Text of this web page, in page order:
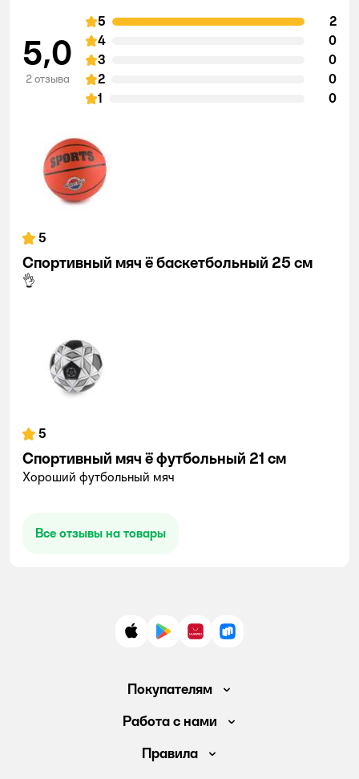
5,0
2 отзыва
5
2
4
0
3
0
2
0
1
0
5
Спортивный мяч ё баскетбольный 25 см
👌
5
Спортивный мяч ё футбольный 21 см
Хороший футбольный мяч
Все отзывы на товары
App StoreGoogle Play
AppGallery
RuStore
Покупателям
Доставка и оплата
Промокоды
Работа с нами
Вакансии
Правила